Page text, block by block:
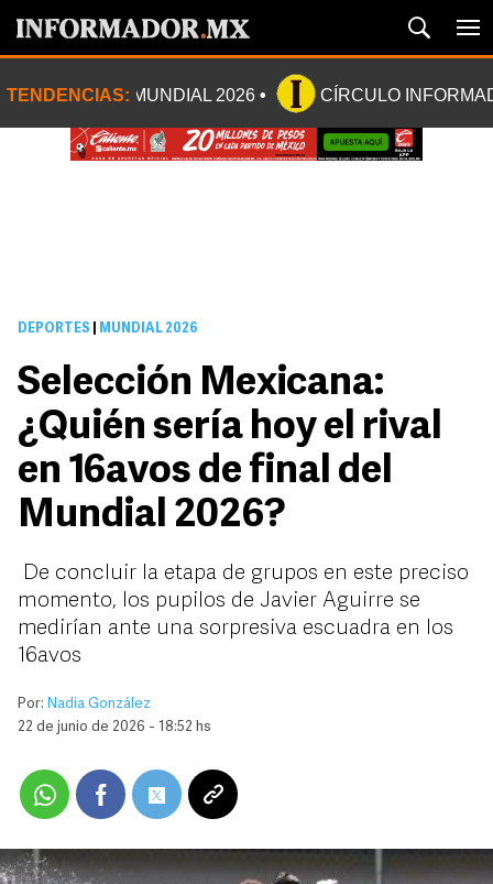
TENDENCIAS: MUNDIAL 2026 CÍRCULO
DEPORTES MUNDIAL 2026
Selección Mexicana:
¿Quién sería hoy el rival
en 16avos de final del
Mundial 2026?
De concluir la etapa de grupos en este preciso
momento, los pupilos de Javier Aguirre se
medirían ante una sorpresiva escuadra en los
16avos
Por: Nadia González
22 de junio de 2026 - 18:52 hs